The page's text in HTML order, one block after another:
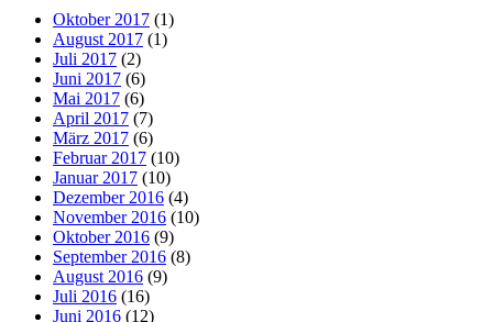
Oktober 2017 (1)
August 2017 (1)
Juli 2017 (2)
Juni 2017 (6)
Mai 2017 (6)
April 2017 (7)
März 2017 (6)
Februar 2017 (10)
Januar 2017 (10)
Dezember 2016 (4)
November 2016 (10)
Oktober 2016 (9)
September 2016 (8)
August 2016 (9)
Juli 2016 (16)
Juni 2016 (12)